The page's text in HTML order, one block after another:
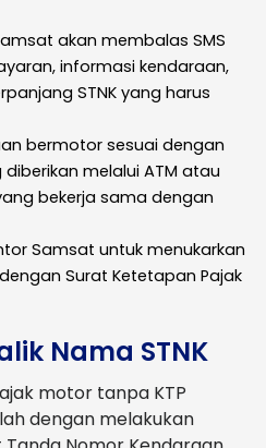
akan membalas SMS
informasi kendaraan,
STNK yang harus
bermotor sesuai dengan
melalui ATM atau
bekerja sama dengan
Samsat untuk menukarkan
Surat Ketetapan Pajak
Nama STNK
motor tanpa KTP
dengan melakukan